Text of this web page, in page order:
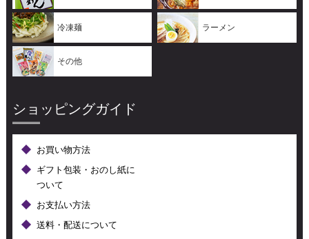
冷凍麺 ラーメン
その他
ショッピングガイド
お買い物方法
ギフト包装・おのし紙に
ついて
お支払い方法
送料・配送について